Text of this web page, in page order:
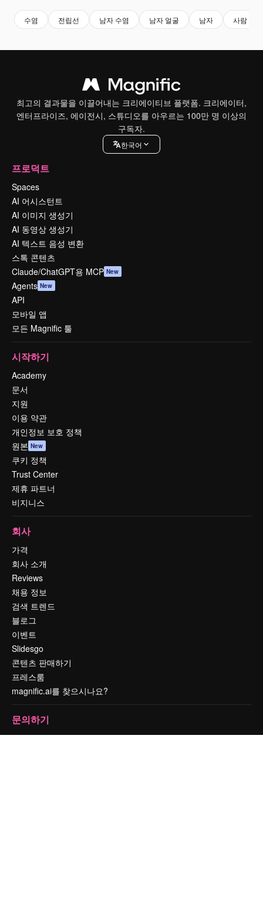
수염 전립선 남자 수염 남자 얼굴 남자 사람
최고의 결과물을 이끌어내는 크리에이티브 플랫폼. 크리에이터,
엔터프라이즈, 에이전시, 스튜디오를 아우르는 100만 명 이상의
구독자.
한국어
프로덕트
Spaces
AI 어시스턴트
AI 이미지 생성기
AI 동영상 생성기
AI 텍스트 음성 변환
스톡 콘텐츠
Claude/ChatGPT용 MCP New
Agents New
API
모바일 앱
모든 Magnific 툴
시작하기
Academy
문서
지원
이용 약관
개인정보 보호 정책
원본 New
쿠키 정책
Trust Center
제휴 파트너
비지니스
회사
가격
회사 소개
Reviews
채용 정보
검색 트렌드
블로그
이벤트
Slidesgo
콘텐츠 판매하기
프레스룸
magnific.ai를 찾으시나요?
문의하기
고객 지원